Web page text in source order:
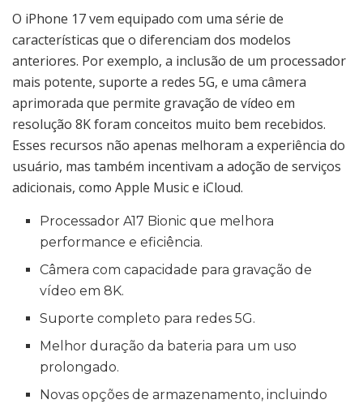
O iPhone 17 vem equipado com uma série de
características que o diferenciam dos modelos
anteriores. Por exemplo, a inclusão de um processador
mais potente, suporte a redes 5G, e uma câmera
aprimorada que permite gravação de vídeo em
resolução 8K foram conceitos muito bem recebidos.
Esses recursos não apenas melhoram a experiência do
usuário, mas também incentivam a adoção de serviços
adicionais, como Apple Music e iCloud.
Processador A17 Bionic que melhora
performance e eficiência.
Câmera com capacidade para gravação de
vídeo em 8K.
Suporte completo para redes 5G.
Melhor duração da bateria para um uso
prolongado.
Novas opções de armazenamento, incluindo